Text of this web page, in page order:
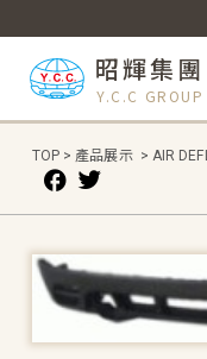
昭輝集團
Y.C.C GROUP
TOP > 產品展示 > AIR